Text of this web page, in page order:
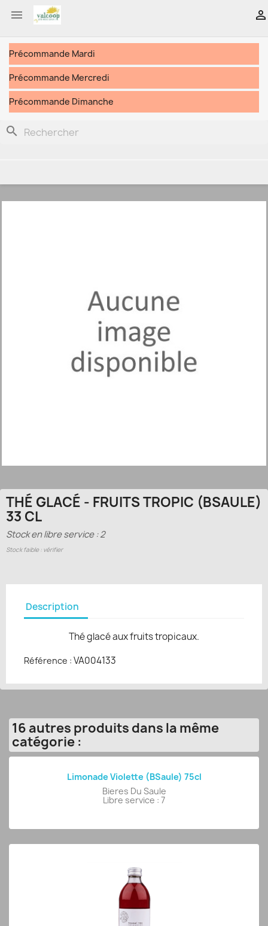
 
Précommande Mardi
Précommande Mercredi
Précommande Dimanche
search
THÉ GLACÉ - FRUITS TROPIC (BSAULE)
33 CL
Stock en libre service : 2
Stock faible : vérifier
Description
Thé glacé aux fruits tropicaux.
Référence : VA004133
16 autres produits dans la même
catégorie :
Limonade Violette (BSaule) 75cl
Bieres Du Saule
Libre service : 7